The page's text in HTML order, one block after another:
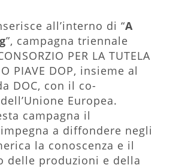
all’interno di “A
”, campagna triennale
PER LA TUTELA
PIAVE DOP, insieme al
DOC, con il co-
Europea.
campagna il
impegna a diffondere negli
la conoscenza e il
delle produzioni e della